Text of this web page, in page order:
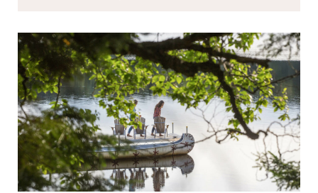
Les chaises Adirondack, toujours placées au meilleur
endroit, pour profiter le paysage. © GouvQc/Dominique
Lafond